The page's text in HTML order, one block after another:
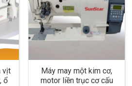
vịt
ổ
Máy may một kim cơ,
motor liền trục cơ cấu